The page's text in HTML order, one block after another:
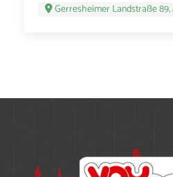
Gerresheimer Landstraße